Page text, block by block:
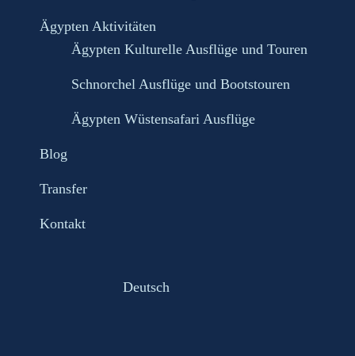
Ägypten Aktivitäten
Ägypten Kulturelle Ausflüge und Touren
Schnorchel Ausflüge und Bootstouren
Ägypten Wüstensafari Ausflüge
Blog
Transfer
Kontakt
Deutsch